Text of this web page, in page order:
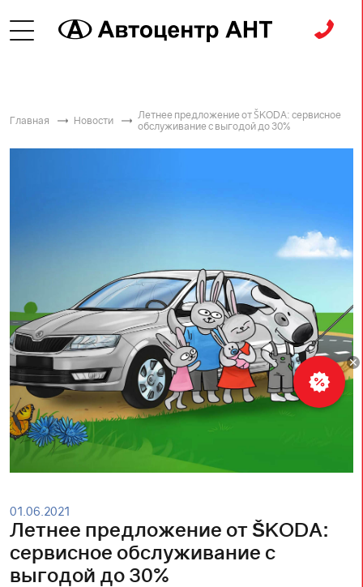
Главная Новости
Летнее предложение от ŠKODА: сервисное
обслуживание с выгодой до 30%
01.06.2021
Летнее предложение от ŠKODА:
сервисное обслуживание с
выгодой до 30%
Рассчитать
кредит